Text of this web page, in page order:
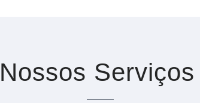
Nossos Serviços